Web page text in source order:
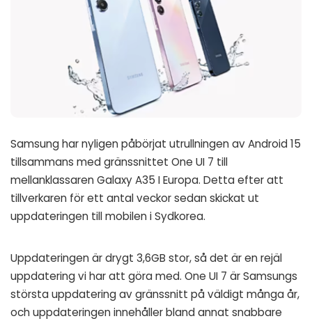
Samsung har nyligen påbörjat utrullningen av Android 15
tillsammans med gränssnittet One UI 7 till
mellanklassaren Galaxy A35 I Europa. Detta efter att
tillverkaren för ett antal veckor sedan skickat ut
uppdateringen till mobilen i Sydkorea.
Uppdateringen är drygt 3,6GB stor, så det är en rejäl
uppdatering vi har att göra med. One UI 7 är Samsungs
största uppdatering av gränssnitt på väldigt många år,
och uppdateringen innehåller bland annat snabbare